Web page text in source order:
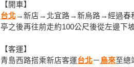
【開車】
台北→新店→北宜路→新烏路→經過春
亭之後再往前走約100公尺後從左邊下
【客運】
青島西路搭乘新店客運台北－烏來至總